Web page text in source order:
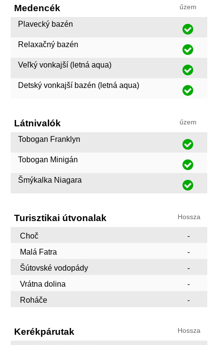
Medencék űzem
Plavecký bazén
Relaxačný bazén
Veľký vonkajší (letná aqua)
Detský vonkajší bazén (letná aqua)
Látnivalók űzem
Tobogan Franklyn
Tobogan Minigán
Šmýkalka Niagara
Turisztikai útvonalak Hossza
Choč
-
Malá Fatra
-
Šútovské vodopády
-
Vrátna dolina
-
Roháče
-
Kerékpárutak Hossza